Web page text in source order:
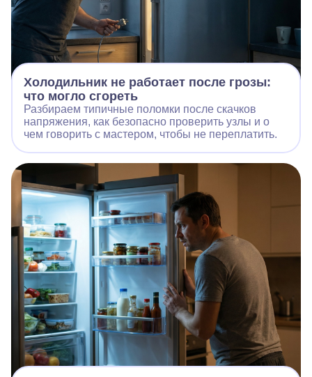
Холодильник не работает после грозы:
что могло сгореть
Разбираем типичные поломки после скачков
напряжения, как безопасно проверить узлы и о
чем говорить с мастером, чтобы не переплатить.